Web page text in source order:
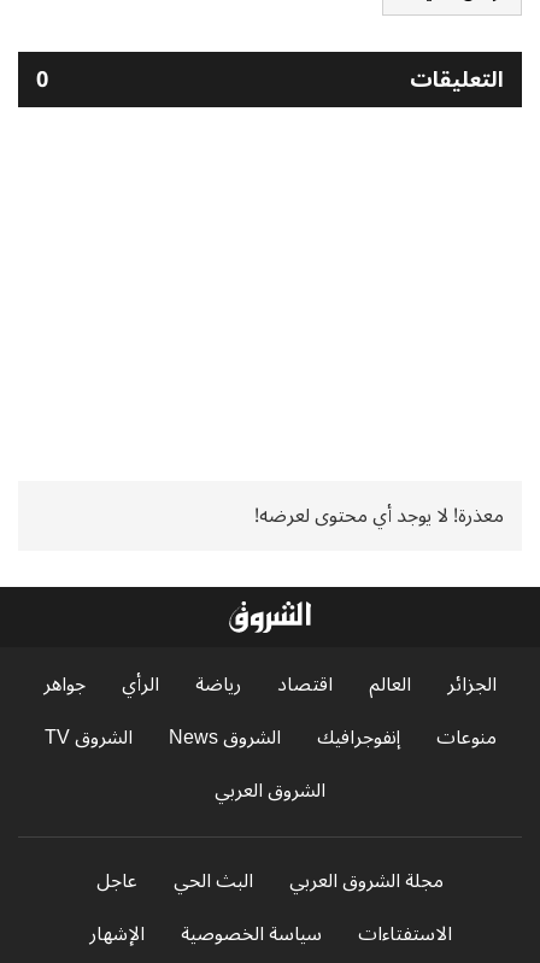
التعليقات 0
معذرة! لا يوجد أي محتوى لعرضه!
الجزائر العالم اقتصاد رياضة الرأي
جواهر
منوعات
إنفوجرافيك الشروق News
الشروق TV
الشروق العربي
مجلة الشروق العربي البث الحي
عاجل
الاستفتاءات
سياسة الخصوصية الإشهار